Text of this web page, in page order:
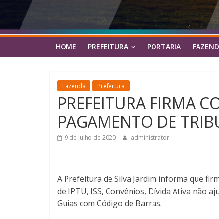
HOME PREFEITURA PORTARIA
Fazenda Prefeitura
PREFEITURA FIRMA
PAGAMENTO DE
9 de julho de 2020 administrator
A Prefeitura de Silva Jardim informa que
de IPTU, ISS, Convênios, Dívida Ativa não
Guias com Código de Barras.